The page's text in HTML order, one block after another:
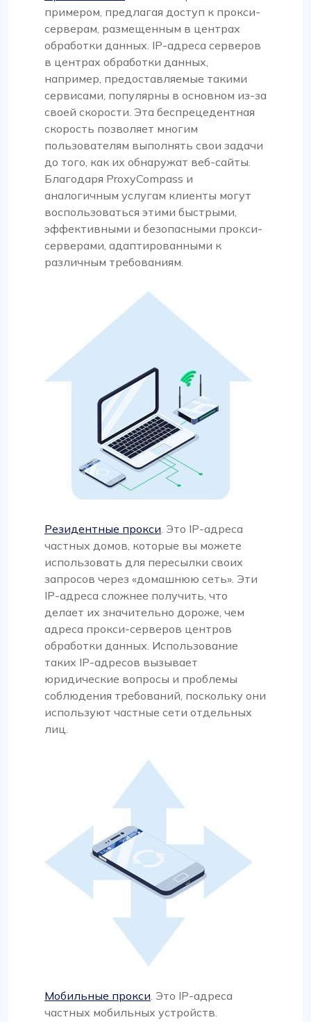
примером, предлагая доступ к прокси-
серверам, размещенным в центрах
обработки данных. IP-адреса серверов
в центрах обработки данных,
например, предоставляемые такими
сервисами, популярны в основном из-за
своей скорости. Эта беспрецедентная
скорость позволяет многим
пользователям выполнять свои задачи
до того, как их обнаружат веб-сайты.
Благодаря ProxyCompass и
аналогичным услугам клиенты могут
воспользоваться этими быстрыми,
эффективными и безопасными прокси-
серверами, адаптированными к
различным требованиям.
Резидентные прокси . Это IP-адреса
частных домов, которые вы можете
использовать для пересылки своих
запросов через «домашнюю сеть». Эти
IP-адреса сложнее получить, что
делает их значительно дороже, чем
адреса прокси-серверов центров
обработки данных. Использование
таких IP-адресов вызывает
юридические вопросы и проблемы
соблюдения требований, поскольку они
используют частные сети отдельных
лиц.
Мобильные прокси . Это IP-адреса
частных мобильных устройств.